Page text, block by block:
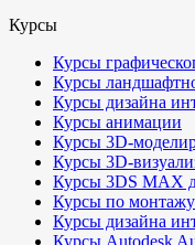
Курсы
Курсы
Курсы
Курсы дизайна
Курсы анимации
Курсы 3D-
Курсы 3D-
Курсы 3DS MAX
Курсы по
Курсы дизайна
Курсы Autodesk